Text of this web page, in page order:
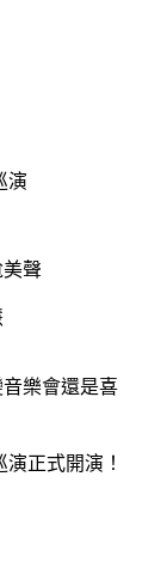
演
聲
樂會還是喜
正式開演！